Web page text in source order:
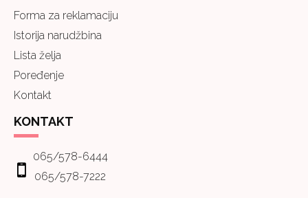
Forma za reklamaciju
Istorija narudžbina
Lista želja
Poređenje
Kontakt
KONTAKT
065/578-6444
065/578-7222